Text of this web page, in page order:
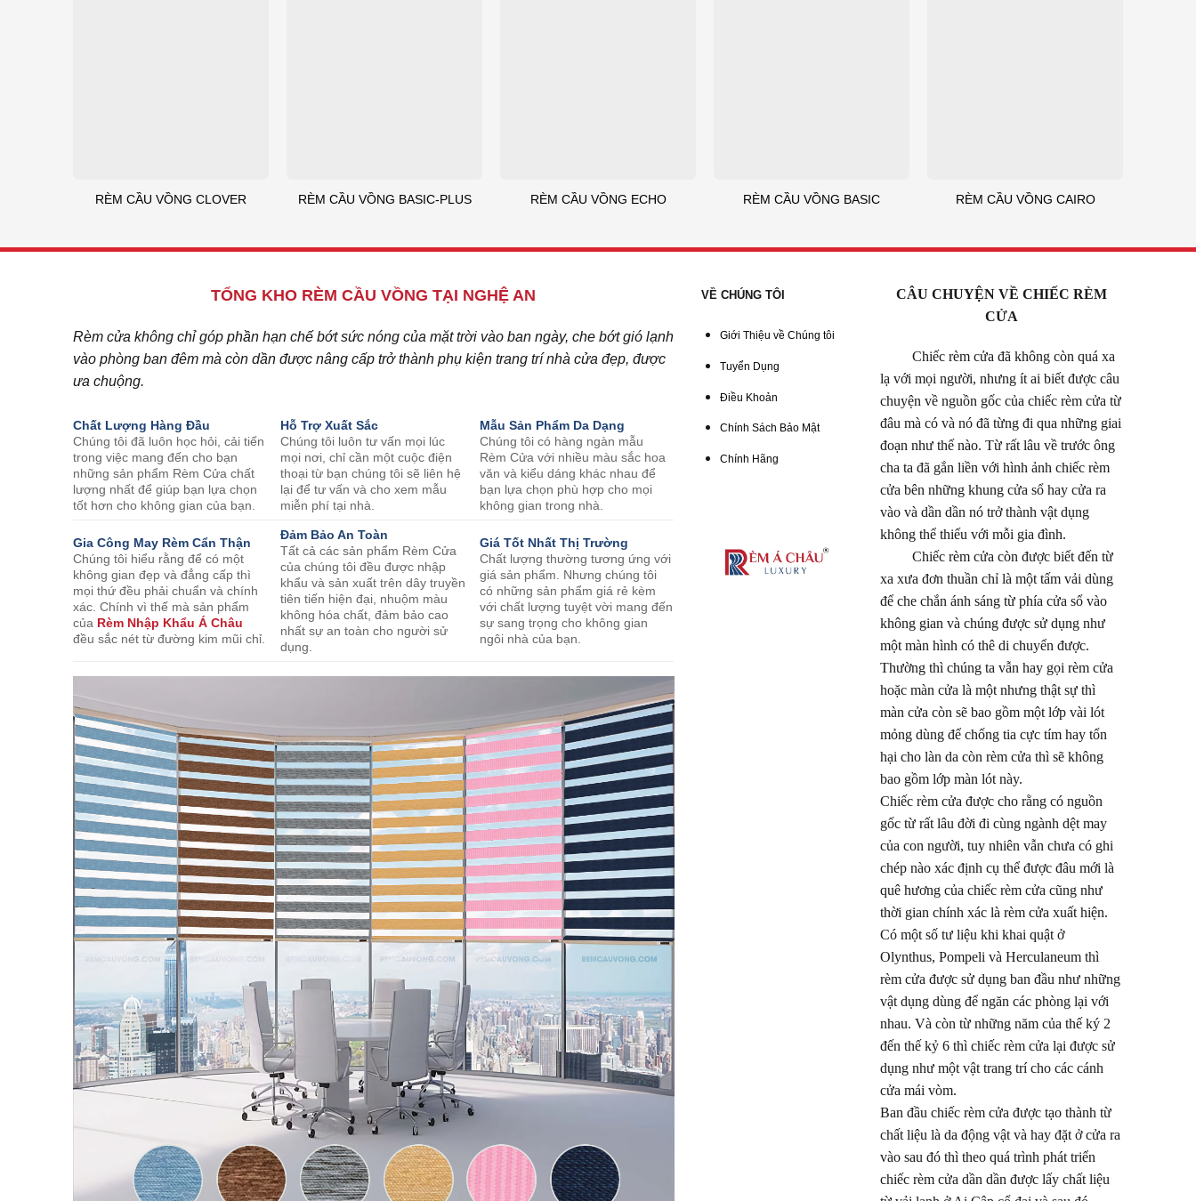
RÈM CẦU VỒNG CLOVER RÈM CẦU VỒNG BASIC-PLUS RÈM CẦU VỒNG ECHO RÈM CẦU VỒNG BASIC RÈM CẦU VỒNG CAIRO
TỔNG KHO RÈM CẦU VỒNG TẠI NGHỆ AN
Rèm cửa không chỉ góp phần hạn chế bớt sức nóng của mặt trời vào ban ngày, che bớt gió lạnh
vào phòng ban đêm mà còn dần được nâng cấp trở thành phụ kiện trang trí nhà cửa đẹp, được
ưa chuộng.
Chất Lượng Hàng Đầu
Chúng tôi đã luôn học hỏi, cải tiến
trong việc mang đến cho bạn
những sản phẩm Rèm Cửa chất
lượng nhất để giúp bạn lựa chọn
tốt hơn cho không gian của bạn.
Hỗ Trợ Xuất Sắc
Chúng tôi luôn tư vấn mọi lúc
mọi nơi, chỉ cần một cuộc điện
thoại từ bạn chúng tôi sẽ liên hệ
lại để tư vấn và cho xem mẫu
miễn phí tại nhà.
Mẫu Sản Phẩm Da Dạng
Chúng tôi có hàng ngàn mẫu
Rèm Cửa với nhiều màu sắc hoa
văn và kiểu dáng khác nhau để
bạn lựa chọn phù hợp cho mọi
không gian trong nhà.
Gia Công May Rèm Cẩn Thận
Chúng tôi hiểu rằng để có một
không gian đẹp và đẳng cấp thì
mọi thứ đều phải chuẩn và chính
xác. Chính vì thế mà sản phẩm
của Rèm Nhập Khẩu Á Châu
đều sắc nét từ đường kim mũi chỉ.
Đảm Bảo An Toàn
Tất cả các sản phẩm Rèm Cửa
của chúng tôi đều được nhập
khẩu và sản xuất trên dây truyền
tiên tiến hiện đại, nhuộm màu
không hóa chất, đảm bảo cao
nhất sự an toàn cho người sử
dụng.
Giá Tốt Nhất Thị Trường
Chất lượng thường tương ứng với
giá sản phẩm. Nhưng chúng tôi
có những sản phẩm giá rẻ kèm
với chất lượng tuyệt vời mang đến
sự sang trọng cho không gian
ngôi nhà của bạn.
VỀ CHÚNG TÔI
Giới Thiệu về Chúng tôi
Tuyển Dụng
Điều Khoản
Chính Sách Bảo Mật
Chính Hãng
CÂU CHUYỆN VỀ CHIẾC RÈM
CỬA
Chiếc rèm cửa đã không còn quá xa
lạ với mọi người, nhưng ít ai biết được câu
chuyện về nguồn gốc của chiếc rèm cửa từ
đâu mà có và nó đã từng đi qua những giai
đoạn như thế nào. Từ rất lâu về trước ông
cha ta đã gắn liền với hình ảnh chiếc rèm
cửa bên những khung cửa sổ hay cửa ra
vào và dần dần nó trở thành vật dụng
không thể thiếu với mỗi gia đình.
Chiếc rèm cửa còn được biết đến từ
xa xưa đơn thuần chỉ là một tấm vải dùng
để che chắn ánh sáng từ phía cửa sổ vào
không gian và chúng được sử dụng như
một màn hình có thê di chuyển được.
Thường thì chúng ta vẫn hay gọi rèm cửa
hoặc màn cửa là một nhưng thật sự thì
màn cửa còn sẽ bao gồm một lớp vài lót
mỏng dùng để chống tia cực tím hay tổn
hại cho làn da còn rèm cửa thì sẽ không
bao gồm lớp màn lót này.
Chiếc rèm cửa được cho rằng có nguồn
gốc từ rất lâu đời đi cùng ngành dệt may
của con người, tuy nhiên vẫn chưa có ghi
chép nào xác định cụ thể được đâu mới là
quê hương của chiếc rèm cửa cũng như
thời gian chính xác là rèm cửa xuất hiện.
Có một số tư liệu khi khai quật ở
Olynthus, Pompeli và Herculaneum thì
rèm cửa được sử dụng ban đầu như những
vật dụng dùng để ngăn các phòng lại với
nhau. Và còn từ những năm của thế ký 2
đến thế kỷ 6 thì chiếc rèm cửa lại được sử
dụng như một vật trang trí cho các cánh
cửa mái vòm.
Ban đầu chiếc rèm cửa được tạo thành từ
chất liệu là da động vật và hay đặt ở cửa ra
vào sau đó thì theo quá trình phát triển
chiếc rèm cửa dần dần được lấy chất liệu